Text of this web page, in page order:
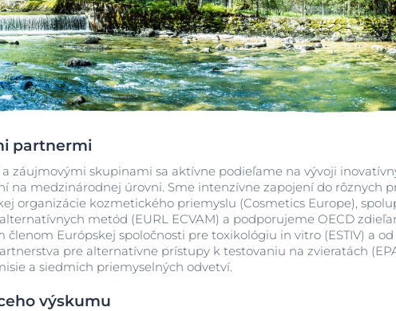
partnermi
záujmovými skupinami sa aktívne podieľame na vývoji
na medzinárodnej úrovni. Sme intenzívne zapojení do rôznych
organizácie kozmetického priemyslu (Cosmetics Europe),
metód (EURL ECVAM) a podporujeme OECD
Európskej spoločnosti pre toxikológiu in vitro (ESTIV) a
pre alternatívne prístupy k testovaniu na zvieratách
a siedmich priemyselných odvetví.
výskumu